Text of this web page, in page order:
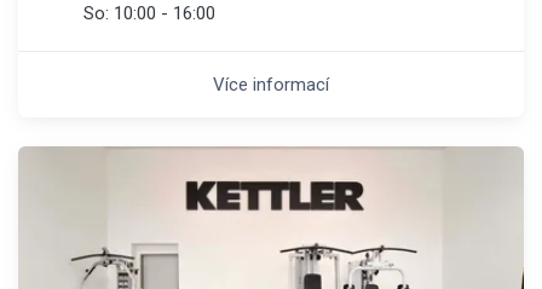
So: 10:00 - 16:00
Více informací